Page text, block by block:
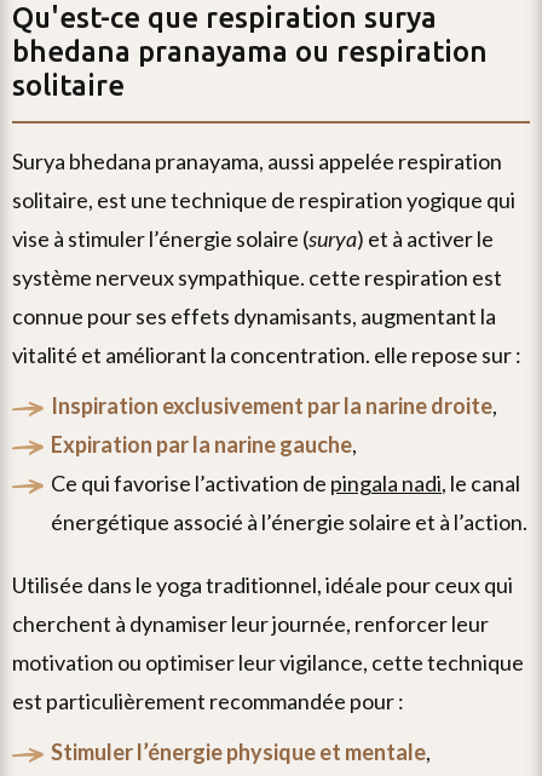
Qu'est-ce que respiration surya
bhedana pranayama ou respiration
solitaire
surya bhedana pranayama, aussi appelée respiration
solitaire, est une technique de respiration yogique qui
vise à stimuler l’énergie solaire (surya) et à activer le
système nerveux sympathique. cette respiration est
connue pour ses effets dynamisants, augmentant la
vitalité et améliorant la concentration. elle repose sur :
inspiration exclusivement par la narine droite,
expiration par la narine gauche,
ce qui favorise l’activation de pingala nadi, le canal
énergétique associé à l’énergie solaire et à l’action.
utilisée dans le yoga traditionnel, idéale pour ceux qui
cherchent à dynamiser leur journée, renforcer leur
motivation ou optimiser leur vigilance, cette technique
est particulièrement recommandée pour :
stimuler l’énergie physique et mentale,